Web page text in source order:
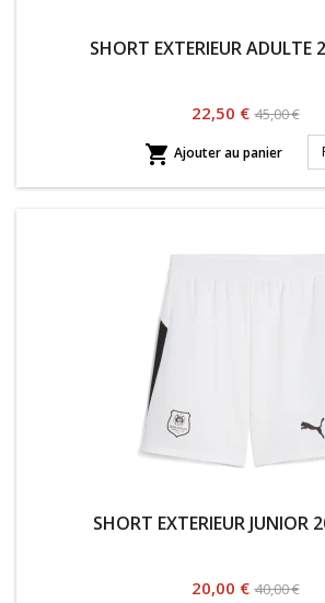
SHORT EXTERIEUR ADULTE
Prix
22,50 € Prix
habituel
45,00 €
 Ajouter au panier
SHORT EXTERIEUR JUNIOR
Prix
20,00 € Prix
40,00 €